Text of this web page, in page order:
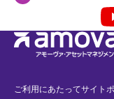
ご利用にあたってサイト